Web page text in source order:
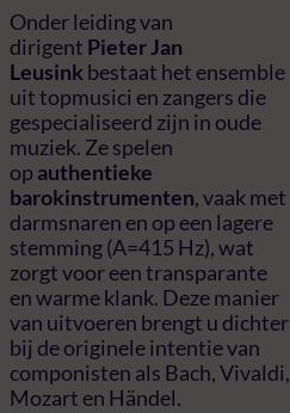
Onder leiding van
dirigent Pieter Jan
Leusinkbestaat het ensemble
uit topmusici en zangers die
gespecialiseerd zijn in oude
muziek. Ze spelen
op authentieke
barokinstrumenten, vaak met
darmsnaren en op een lagere
stemming (A=415 Hz), wat
zorgt voor een transparante
en warme klank. Deze manier
van uitvoeren brengt u dichter
bij de originele intentie van
componisten als Bach, Vivaldi,
Mozart en Händel.